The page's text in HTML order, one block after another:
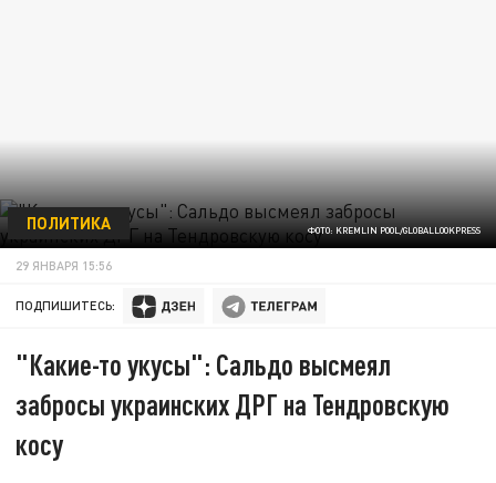
ФОТО: KREMLIN POOL/GLOBALLOOKPRESS
ПОЛИТИКА
29 ЯНВАРЯ 15:56
ПОДПИШИТЕСЬ:
"Какие-то укусы": Сальдо высмеял
забросы украинских ДРГ на Тендровскую
косу